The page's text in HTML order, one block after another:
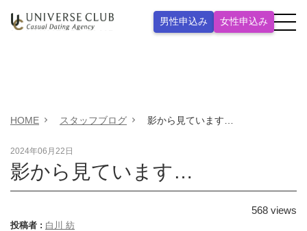
男性申込み 女性申込み
HOME スタッフブログ 影から見ています…
2024年06月22日
影から見ています…
568 views
投稿者 : 白川 紡